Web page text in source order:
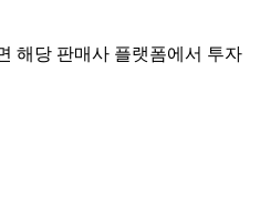
해당 판매사 플랫폼에서 투자